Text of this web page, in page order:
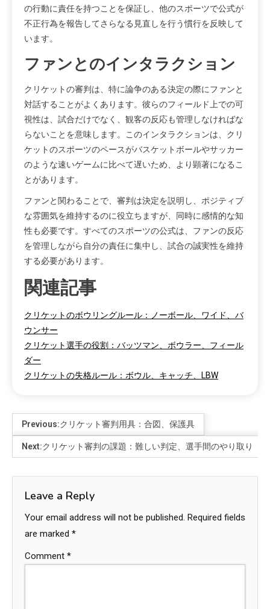
の行動に責任を持つことを保証し、他のスポーツで公式が
不正行為を報告してさらなる見直しを行う慣行を反映して
います。
ファンとのインタラクション
クリケットの審判は、特に論争のある決定の際にファンと
対話することがよくあります。彼らのフィールド上での可
視性は、試合だけでなく、観客の反応も管理しなければな
らないことを意味します。このインタラクションは、クリ
ケットのスポーツのペースがバスケットボールやサッカー
のような速いゲームに比べて遅いため、より顕著になるこ
とがあります。
ファンと関わることで、審判は決定を説明し、ポジティブ
な雰囲気を維持するのに役立ちますが、同時に感情的な知
性も必要です。すべてのスポーツの公式は、ファンの反応
を管理しながら自分の責任に集中し、試合の誠実性を維持
する必要があります。
関連記事
クリケットのボウリングルール：ノーボール、ワイド、バ
ウンサー
クリケット選手の役割：バッツマン、ボウラー、フィール
ダー
クリケットの失格ルール：ボウル、キャッチ、LBW
Previous:クリケット審判用具：合図、保護具
Next:クリケット審判の課題：難しい判定、選手間のやり取り
Leave a Reply
Your email address will not be published. Required fields
are marked *
Comment *